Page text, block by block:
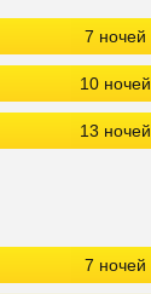
7 ночей
10 ночей
13 ночей
7 ночей